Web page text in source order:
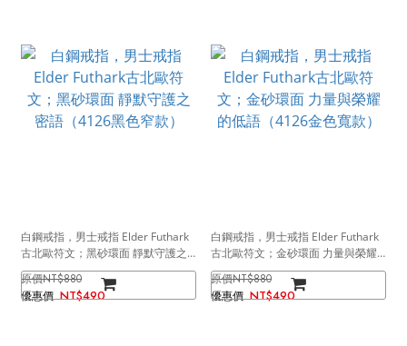
白鋼戒指，男士戒指 Elder Futhark
古北歐符文；黑砂環面 靜默守護之
密語（4126黑色窄款）
NT$880
NT$490
白鋼戒指，男士戒指 Elder Futhark
古北歐符文；金砂環面 力量與榮耀
的低語（4126金色寬款）
NT$880
NT$490